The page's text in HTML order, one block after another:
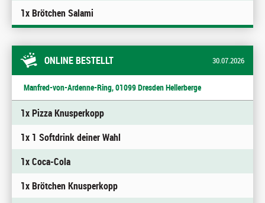
1x Brötchen Salami
ONLINE BESTELLT 30.07.2026
Manfred-von-Ardenne-Ring, 01099 Dresden Hellerberge
1x Pizza Knusperkopp
1x 1 Softdrink deiner Wahl
1x Coca-Cola
1x Brötchen Knusperkopp